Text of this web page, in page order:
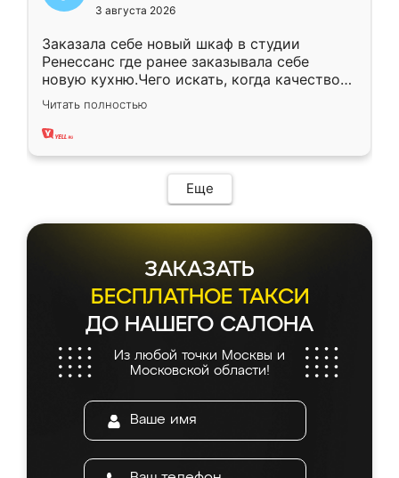
3 августа 2026
Заказала себе новый шкаф в студии
Ренессанс где ранее заказывала себе
новую кухню.Чего искать, когда качеством
вполне довольна. Служит кухня уже почти
два года, нареканий нет.
Читать полностью
Еще
ЗАКАЗАТЬ
БЕСПЛАТНОЕ ТАКСИ
ДО НАШЕГО САЛОНА
Из любой точки Москвы и
Московской области!